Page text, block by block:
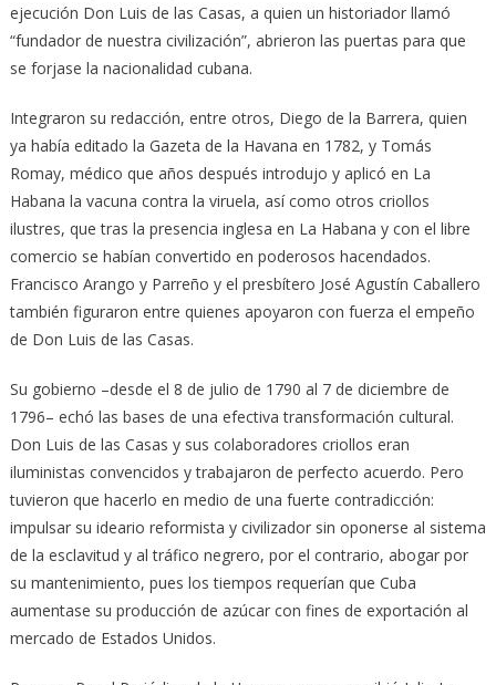
ejecución Don Luis de las Casas, a quien un historiador llamó
“fundador de nuestra civilización”, abrieron las puertas para que
se forjase la nacionalidad cubana.
Integraron su redacción, entre otros, Diego de la Barrera, quien
ya había editado la Gazeta de la Havana en 1782, y Tomás
Romay, médico que años después introdujo y aplicó en La
Habana la vacuna contra la viruela, así como otros criollos
ilustres, que tras la presencia inglesa en La Habana y con el libre
comercio se habían convertido en poderosos hacendados.
Francisco Arango y Parreño y el presbítero José Agustín Caballero
también figuraron entre quienes apoyaron con fuerza el empeño
de Don Luis de las Casas.
Su gobierno –desde el 8 de julio de 1790 al 7 de diciembre de
1796– echó las bases de una efectiva transformación cultural.
Don Luis de las Casas y sus colaboradores criollos eran
iluministas convencidos y trabajaron de perfecto acuerdo. Pero
tuvieron que hacerlo en medio de una fuerte contradicción:
impulsar su ideario reformista y civilizador sin oponerse al sistema
de la esclavitud y al tráfico negrero, por el contrario, abogar por
su mantenimiento, pues los tiempos requerían que Cuba
aumentase su producción de azúcar con fines de exportación al
mercado de Estados Unidos.